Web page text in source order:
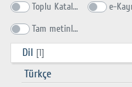
Toplu Katalog
e-
Tam metinlerde ara
Dil [1]
Türkçe